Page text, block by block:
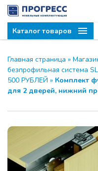
Каталог товаров
Главная страница »
безпрофильная система
500 РУБЛЕЙ » Комплект
для 2 дверей, нижний